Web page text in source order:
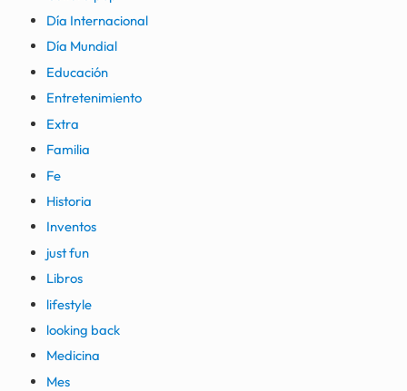
Día Internacional
Día Mundial
Educación
Entretenimiento
Extra
Familia
Fe
Historia
Inventos
just fun
Libros
lifestyle
looking back
Medicina
Mes